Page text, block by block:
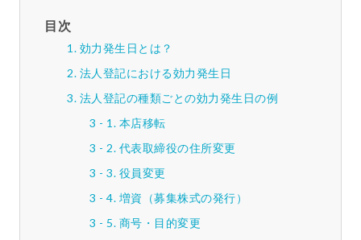
目次
効力発生日とは？
法人登記における効力発生日
法人登記の種類ごとの効力発生日の例
本店移転
代表取締役の住所変更
役員変更
増資（募集株式の発行）
商号・目的変更